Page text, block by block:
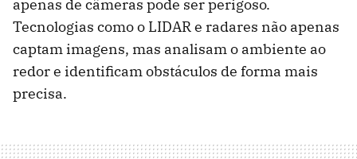
apenas de câmeras pode ser perigoso.
Tecnologias como o LIDAR e radares não apenas
captam imagens, mas analisam o ambiente ao
redor e identificam obstáculos de forma mais
precisa.